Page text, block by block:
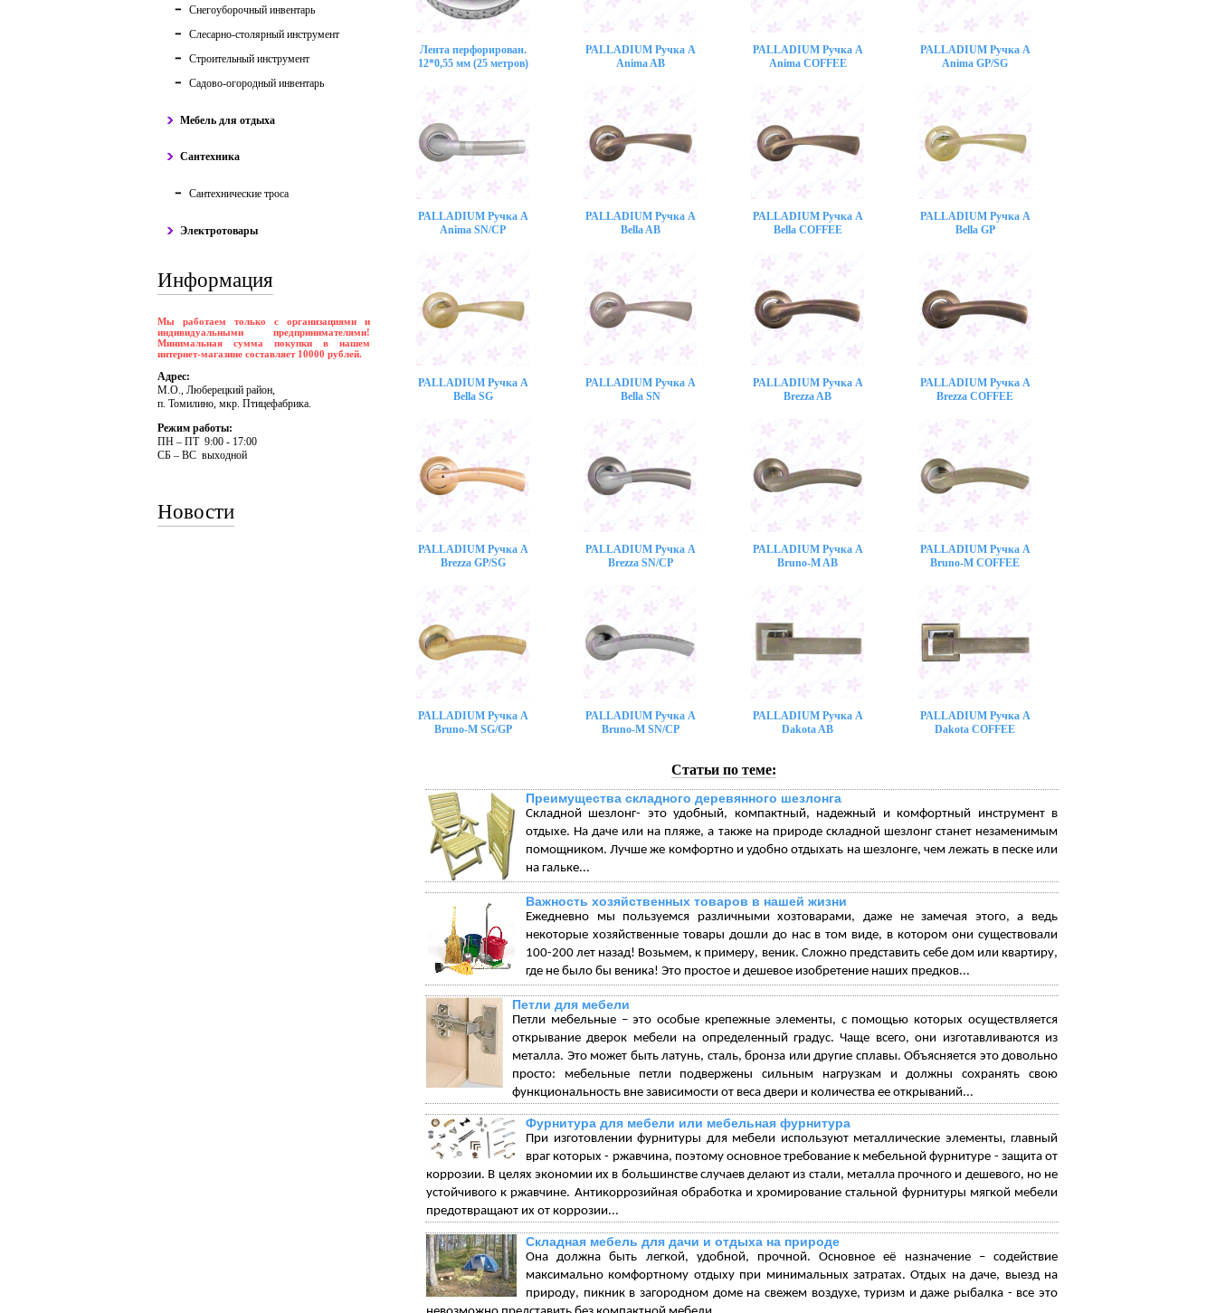
Снегоуборочный инвентарь
Слесарно-столярный инструмент
Строительный инструмент
Садово-огородный инвентарь
Мебель для отдыха
Сантехника
Сантехнические троса
Электротовары
Информация
Мы работаем только с организациями и
индивидуальными предпринимателями!
Минимальная сумма покупки в нашем
интернет-магазине составляет 10000 рублей.
Адрес:
М.О., Люберецкий район,
п. Томилино, мкр. Птицефабрика.
Режим работы:
ПH – ПT 9:00 - 17:00
CБ – BC выходной
Новости
Лента перфорирован.
12*0,55 мм (25 метров)
PALLADIUM Ручка A
Anima AB
PALLADIUM Ручка A
Anima COFFEE
PALLADIUM Ручка A
Anima GP/SG
PALLADIUM Ручка A
Anima SN/CP
PALLADIUM Ручка A
Bella AB
PALLADIUM Ручка A
Bella COFFEE
PALLADIUM Ручка A
Bella GP
PALLADIUM Ручка A
Bella SG
PALLADIUM Ручка A
Bella SN
PALLADIUM Ручка A
Brezza AB
PALLADIUM Ручка A
Brezza COFFEE
PALLADIUM Ручка A
Brezza GP/SG
PALLADIUM Ручка A
Brezza SN/CP
PALLADIUM Ручка A
Bruno-M AB
PALLADIUM Ручка A
Bruno-M COFFEE
PALLADIUM Ручка A
Bruno-M SG/GP
PALLADIUM Ручка A
Bruno-M SN/CP
PALLADIUM Ручка A
Dakota AB
PALLADIUM Ручка A
Dakota COFFEE
Статьи по теме:
Преимущества складного деревянного шезлонга
Складной шезлонг- это удобный, компактный, надежный и комфортный инструмент в
отдыхе. На даче или на пляже, а также на природе складной шезлонг станет незаменимым
помощником. Лучше же комфортно и удобно отдыхать на шезлонге, чем лежать в песке или
на гальке...
Важность хозяйственных товаров в нашей жизни
Ежедневно мы пользуемся различными хозтоварами, даже не замечая этого, а ведь
некоторые хозяйственные товары дошли до нас в том виде, в котором они существовали
100-200 лет назад! Возьмем, к примеру, веник. Сложно представить себе дом или квартиру,
где не было бы веника! Это простое и дешевое изобретение наших предков...
Петли для мебели
Петли мебельные – это особые крепежные элементы, с помощью которых осуществляется
открывание дверок мебели на определенный градус. Чаще всего, они изготавливаются из
металла. Это может быть латунь, сталь, бронза или другие сплавы. Объясняется это довольно
просто: мебельные петли подвержены сильным нагрузкам и должны сохранять свою
функциональность вне зависимости от веса двери и количества ее открываний...
Фурнитура для мебели или мебельная фурнитура
При изготовлении фурнитуры для мебели используют металлические элементы, главный
враг которых - ржавчина, поэтому основное требование к мебельной фурнитуре - защита от
коррозии. В целях экономии их в большинстве случаев делают из стали, металла прочного и дешевого, но не
устойчивого к ржавчине. Антикоррозийная обработка и хромирование стальной фурнитуры мягкой мебели
предотвращают их от коррозии...
Складная мебель для дачи и отдыха на природе
Она должна быть легкой, удобной, прочной. Основное её назначение – содействие
максимально комфортному отдыху при минимальных затратах. Отдых на даче, выезд на
природу, пикник в загородном доме на свежем воздухе, туризм и даже рыбалка - все это